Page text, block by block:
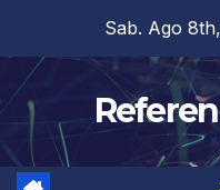
contenuto
Sab. Ago